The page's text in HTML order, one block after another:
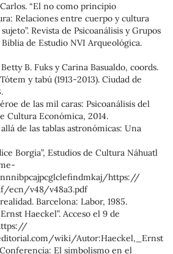
“El no como principio
Relaciones entre cuerpo y cultura
Revista de Psicoanálisis y Grupos
Biblia de Estudio NVI Arqueológica.
B. Fuks y Carina Basualdo, coords.
y tabú (1913-2013). Ciudad de
de las mil caras: Psicoanálisis del
Cultura Económica, 2014.
de las tablas astronómicas: Una
Borgia”, Estudios de Cultura Náhuatl
https://
ecn/v48/v48a3.pdf
Barcelona: Labor, 1985.
Haeckel”. Acceso el 9 de
wiki/Autor:Haeckel,_Ernst
El simbolismo en el